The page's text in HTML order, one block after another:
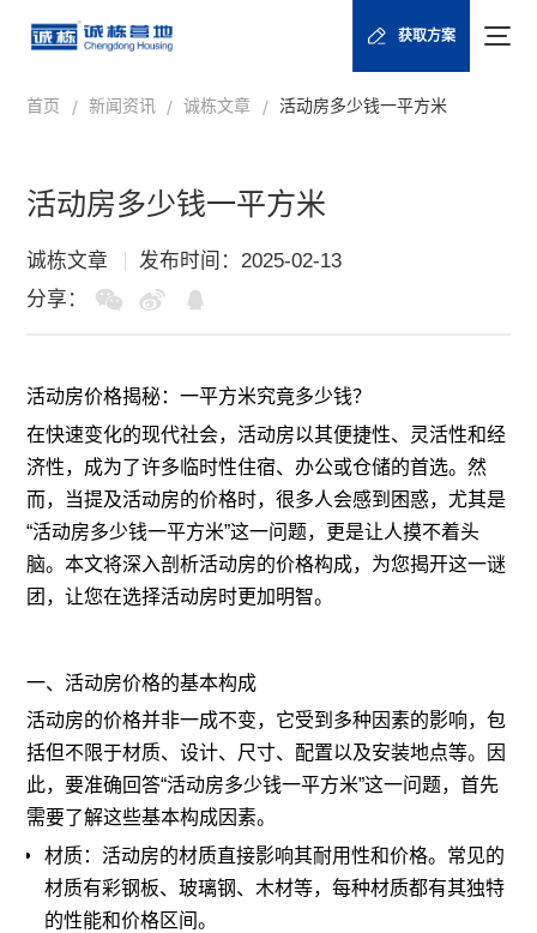
获取方案
首页 / 新闻资讯 / 诚栋文章 / 活动房多少钱一平方米
活动房多少钱一平方米
诚栋文章
发布时间：2025-02-13
分享：
活动房价格揭秘：一平方米究竟多少钱？
在快速变化的现代社会，活动房以其便捷性、灵活性和经
济性，成为了许多临时性住宿、办公或仓储的首选。然
而，当提及活动房的价格时，很多人会感到困惑，尤其是
“活动房多少钱一平方米”这一问题，更是让人摸不着头
脑。本文将深入剖析活动房的价格构成，为您揭开这一谜
团，让您在选择活动房时更加明智。
一、活动房价格的基本构成
活动房的价格并非一成不变，它受到多种因素的影响，包
括但不限于材质、设计、尺寸、配置以及安装地点等。因
此，要准确回答“活动房多少钱一平方米”这一问题，首先
需要了解这些基本构成因素。
材质：活动房的材质直接影响其耐用性和价格。常见的
材质有彩钢板、玻璃钢、木材等，每种材质都有其独特
的性能和价格区间。